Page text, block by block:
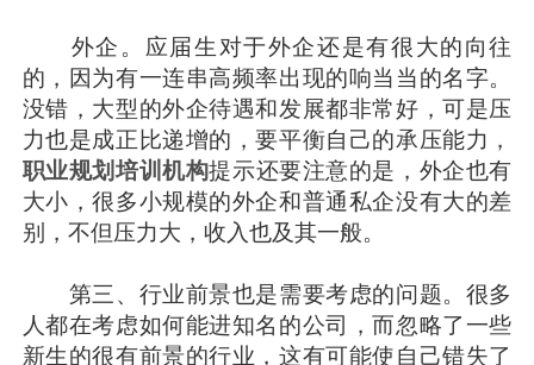
外企。应届生对于外企还是有很大的向往
的，因为有一连串高频率出现的响当当的名字。
没错，大型的外企待遇和发展都非常好，可是压
力也是成正比递增的，要平衡自己的承压能力，
职业规划培训机构提示还要注意的是，外企也有
大小，很多小规模的外企和普通私企没有大的差
别，不但压力大，收入也及其一般。
第三、行业前景也是需要考虑的问题。很多
人都在考虑如何能进知名的公司，而忽略了一些
新生的很有前景的行业，这有可能使自己错失了